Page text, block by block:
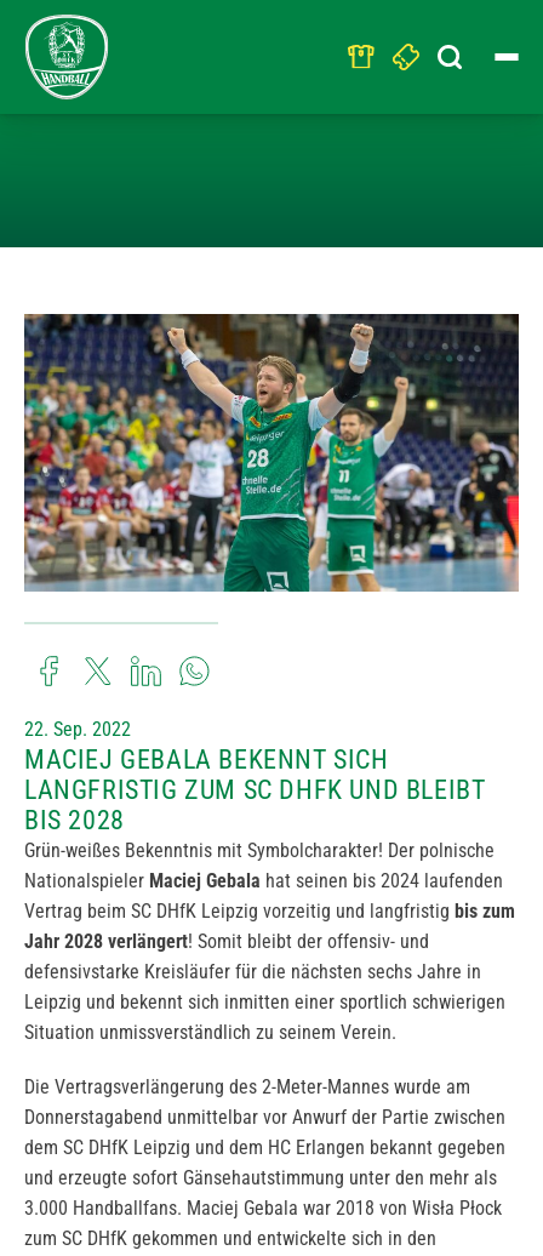
Search
for:
22. Sep. 2022
MACIEJ GEBALA BEKENNT SICH
LANGFRISTIG ZUM SC DHFK UND BLEIBT
BIS 2028
Grün-weißes Bekenntnis mit Symbolcharakter! Der polnische
Nationalspieler Maciej Gebala hat seinen bis 2024 laufenden
Vertrag beim SC DHfK Leipzig vorzeitig und langfristig bis zum
Jahr 2028 verlängert! Somit bleibt der offensiv- und
defensivstarke Kreisläufer für die nächsten sechs Jahre in
Leipzig und bekennt sich inmitten einer sportlich schwierigen
Situation unmissverständlich zu seinem Verein.
Die Vertragsverlängerung des 2-Meter-Mannes wurde am
Donnerstagabend unmittelbar vor Anwurf der Partie zwischen
dem SC DHfK Leipzig und dem HC Erlangen bekannt gegeben
und erzeugte sofort Gänsehautstimmung unter den mehr als
3.000 Handballfans. Maciej Gebala war 2018 von Wisła Płock
zum SC DHfK gekommen und entwickelte sich in den